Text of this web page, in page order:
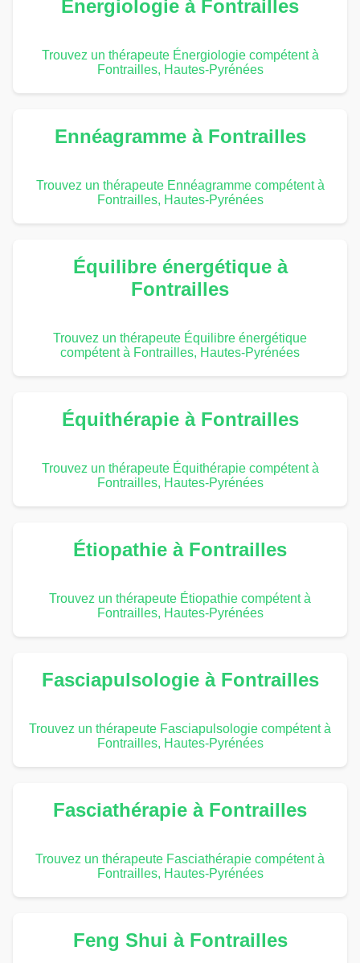
Énergiologie à Fontrailles
Trouvez un thérapeute Énergiologie compétent à
Fontrailles, Hautes-Pyrénées
Ennéagramme à Fontrailles
Trouvez un thérapeute Ennéagramme compétent à
Fontrailles, Hautes-Pyrénées
Équilibre énergétique à
Fontrailles
Trouvez un thérapeute Équilibre énergétique
compétent à Fontrailles, Hautes-Pyrénées
Équithérapie à Fontrailles
Trouvez un thérapeute Équithérapie compétent à
Fontrailles, Hautes-Pyrénées
Étiopathie à Fontrailles
Trouvez un thérapeute Étiopathie compétent à
Fontrailles, Hautes-Pyrénées
Fasciapulsologie à Fontrailles
Trouvez un thérapeute Fasciapulsologie compétent à
Fontrailles, Hautes-Pyrénées
Fasciathérapie à Fontrailles
Trouvez un thérapeute Fasciathérapie compétent à
Fontrailles, Hautes-Pyrénées
Feng Shui à Fontrailles